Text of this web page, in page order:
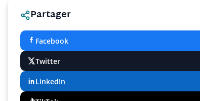
Partager
Facebook
Twitter
LinkedIn